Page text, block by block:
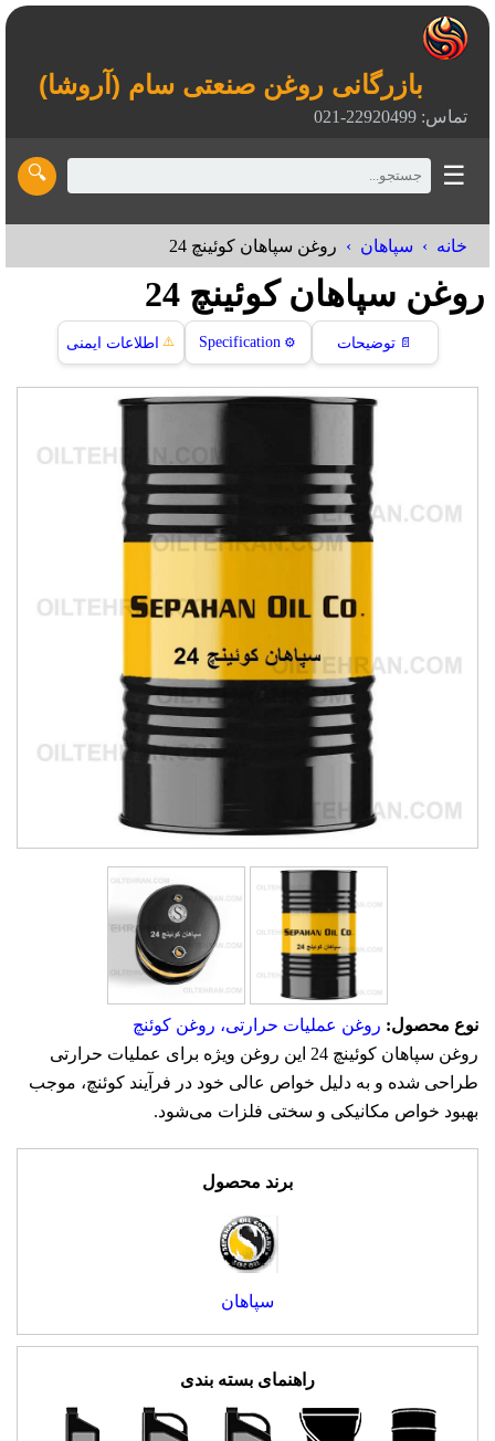
بازرگانی روغن صنعتی سام (آروشا)
تماس: 22920499-021
☰
🔍
خانه سپاهان روغن سپاهان کوئینچ 24
روغن سپاهان کوئینچ 24
📄 توضیحات ⚙️
Specification
⚠️ اطلاعات ایمنی
نوع محصول: روغن عملیات حرارتی، روغن کوئنچ
روغن سپاهان کوئینچ 24 این روغن ویژه برای عملیات حرارتی
طراحی شده و به دلیل خواص عالی خود در فرآیند کوئنچ، موجب
بهبود خواص مکانیکی و سختی فلزات می‌شود.
برند محصول
سپاهان
راهنمای بسته بندی